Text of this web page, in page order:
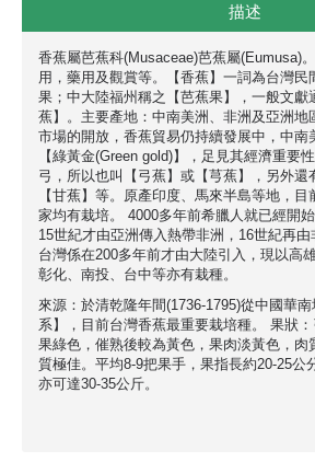
描述
香蕉屬芭蕉科(Musaceae)芭蕉屬(Eumusa)
用，藥用及觀賞等。【香蕉】一詞為台灣民
果；中大陸福州稱之【芭蕉果】，一般文獻
蕉】。主要產地：中南美洲、非洲及亞洲地
市場的開放，香蕉貿易仍持續發展中，中南
【綠黃金(Green gold)】，足見其經濟重要
弓，所以也叫【弓蕉】或【芎蕉】，另外還
【甘蕉】等。原產印度、馬來半島等地，
家均有栽培。 4000多年前希臘人就已經開
15世紀才由亞洲傳入熱帶非洲，16世紀再由
台灣係在200多年前才由大陸引入，現以高
彰化、南投、台中等亦有栽種。
來源：於清乾隆年間(1736-1795)從中國華
系】，目前台灣香蕉最重要栽培種。 果狀
果綠色，催熟後較為黃色，果肉淡黃色，肉
質極佳。平均8-9把果手，果指長約20-25公
亦可達30-35公斤。